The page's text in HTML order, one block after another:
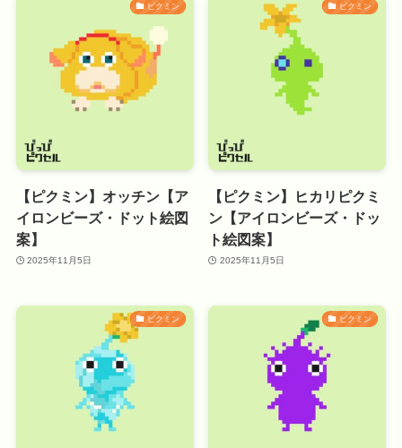
ピクミン
【ピクミン】オッチン【ア
イロンビーズ・ドット絵図
案】
2025年11月5日
ピクミン
【ピクミン】ヒカリピクミ
ン【アイロンビーズ・ドッ
ト絵図案】
2025年11月5日
ピクミン ピクミン